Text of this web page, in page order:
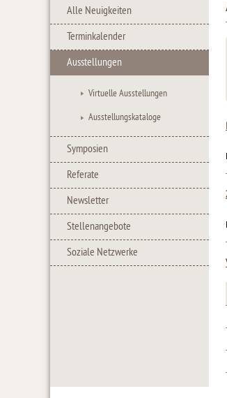
Alle Neuigkeiten
Terminkalender
Ausstellungen
Virtuelle Ausstellungen
Ausstellungskataloge
Symposien
Referate
Newsletter
Stellenangebote
Soziale Netzwerke